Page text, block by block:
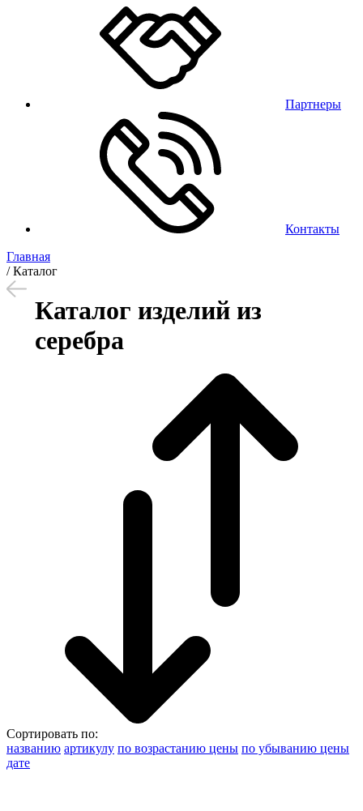
Партнеры
Контакты
Главная
/Каталог
Каталог изделий из
серебра
Сортировать по:
названию артикулу по возрастанию цены по убыванию цены
дате